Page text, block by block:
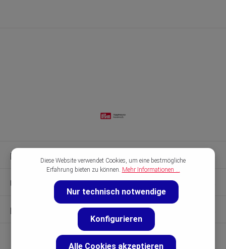
Kontakt & Hilfe
Unsere Marken
Entdecken
Diese Website verwendet Cookies, um eine bestmögliche
Erfahrung bieten zu können. Mehr Informationen ...
Nur technisch notwendige
Konfigurieren
Alle Cookies akzeptieren